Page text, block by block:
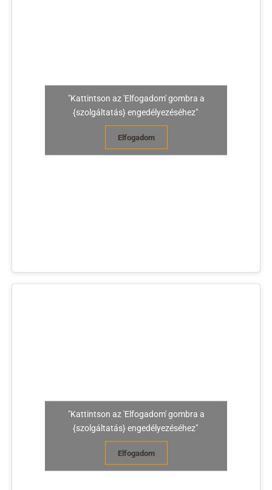
"Kattintson az 'Elfogadom' gombra a
{szolgáltatás} engedélyezéséhez"
Elfogadom
"Kattintson az 'Elfogadom' gombra a
{szolgáltatás} engedélyezéséhez"
Elfogadom